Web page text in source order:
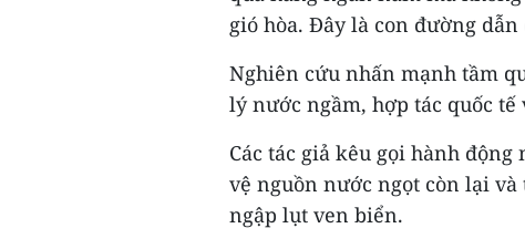
gió hòa. Đây là con đường dẫn
Nghiên cứu nhấn mạnh tầm
lý nước ngầm, hợp tác quốc
Các tác giả kêu gọi hành
vệ nguồn nước ngọt còn lại
ngập lụt ven biển.